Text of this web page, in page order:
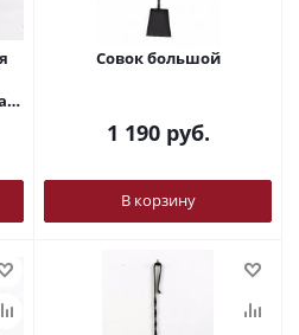
Совок большой
1 190руб.
В корзину